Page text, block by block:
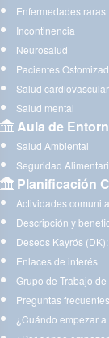
Enfermedades raras
Incontinencia
Neurosalud
Pacientes
Salud cardiovascular
Salud mental
Aula de
Salud Ambiental
Seguridad
Planificación
Actividades
Descripción y
Deseos Kayrós
Enlaces de interés
Grupo de Trabajo de
Preguntas
¿Cuándo empezar